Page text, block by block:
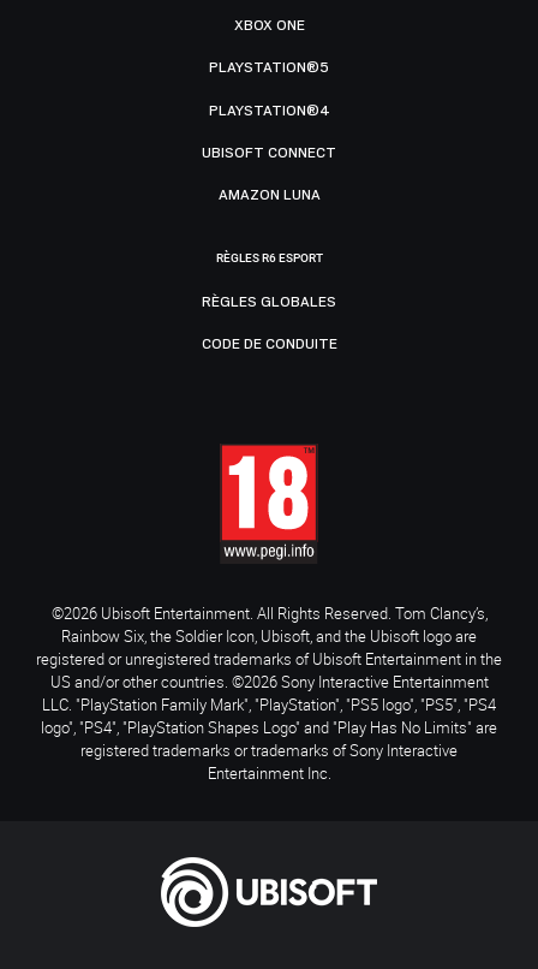
XBOX ONE
PLAYSTATION®5
PLAYSTATION®4
UBISOFT CONNECT
AMAZON LUNA
RÈGLES R6 ESPORT
RÈGLES GLOBALES
CODE DE CONDUITE
©2026 Ubisoft Entertainment. All Rights Reserved. Tom Clancy’s,
Rainbow Six, the Soldier Icon, Ubisoft, and the Ubisoft logo are
registered or unregistered trademarks of Ubisoft Entertainment in the
US and/or other countries. ©2026 Sony Interactive Entertainment
LLC. "PlayStation Family Mark", "PlayStation", "PS5 logo", "PS5", "PS4
logo", "PS4", "PlayStation Shapes Logo" and "Play Has No Limits" are
registered trademarks or trademarks of Sony Interactive
Entertainment Inc.